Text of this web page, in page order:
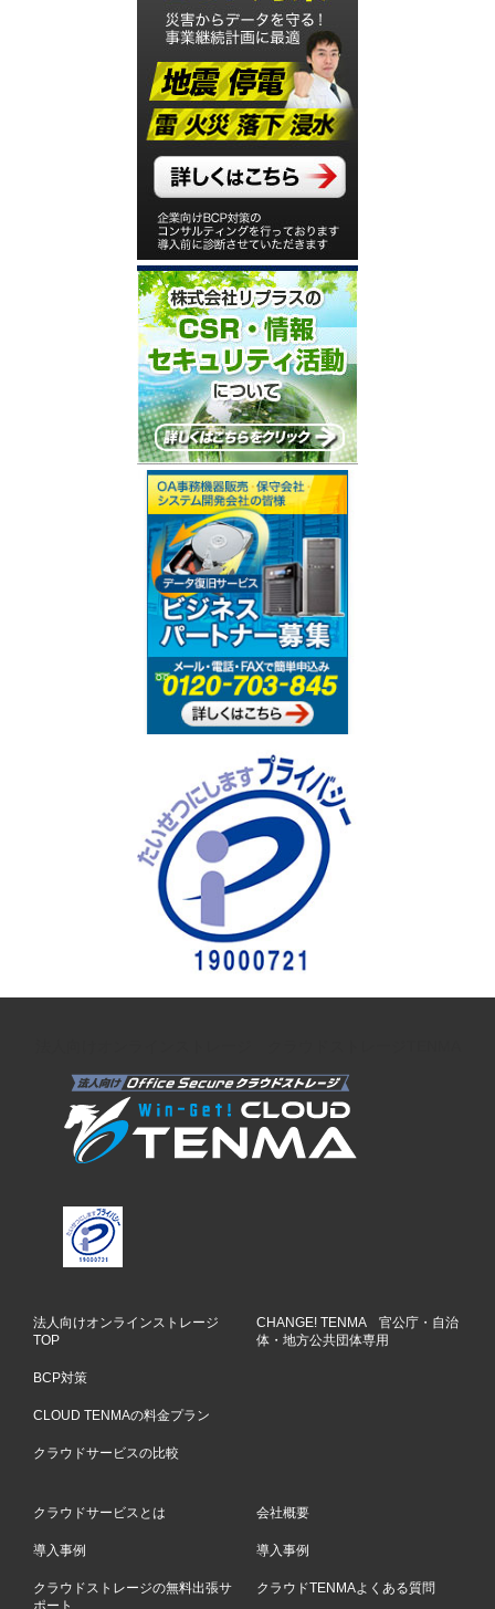
法人向けオンラインストレージ
TOP
BCP対策
CLOUD TENMAの料金プラン
クラウドサービスの比較
CHANGE! TENMA 官公庁・自治
体・地方公共団体専用
クラウドサービスとは
導入事例
クラウドストレージの無料出張サ
ポート
会社概要
導入事例
クラウドTENMAよくある質問